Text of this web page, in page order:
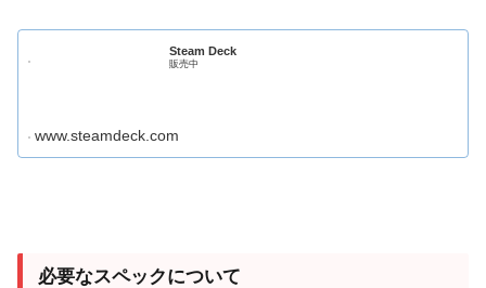
Steam Deck
販売中
www.steamdeck.com
必要なスペックについて